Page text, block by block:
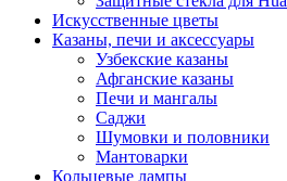
Искусственные цветы
Казаны, печи и аксессуары
Узбекские казаны
Афганские казаны
Печи и мангалы
Саджи
Шумовки и половники
Мантоварки
Кольцевые лампы